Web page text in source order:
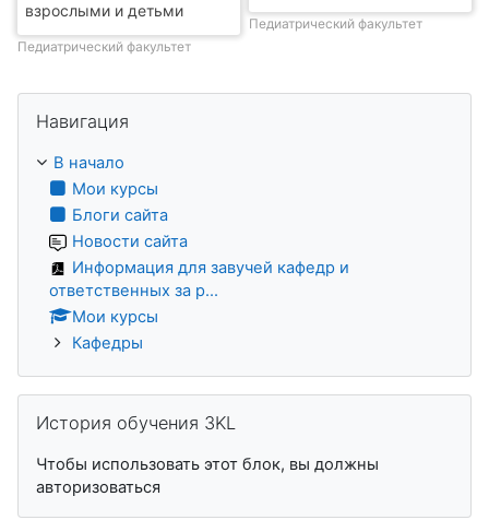
взрослыми и детьми
Педиатрический факультет
Педиатрический факультет
Навигация
В начало
Мои курсы
Блоги сайта
Новости сайта
Информация для завучей кафедр и
ответственных за р...
Мои курсы
Кафедры
История обучения 3KL
Чтобы использовать этот блок, вы должны
авторизоваться